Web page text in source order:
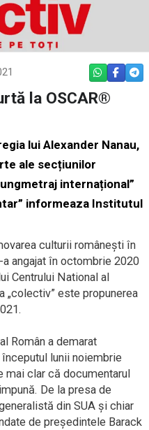
WHATSAPP
la OSCAR®
lui Alexander Nanau,
ale secțiunilor
internațional”
informeaza Institutul
culturii românești în
angajat în octombrie 2020
Centrului National al
„colectiv” este propunerea
Român a demarat
lunii noiembrie
mai clar că documentarul
De la presa de
din SUA și chiar
de președintele Barack